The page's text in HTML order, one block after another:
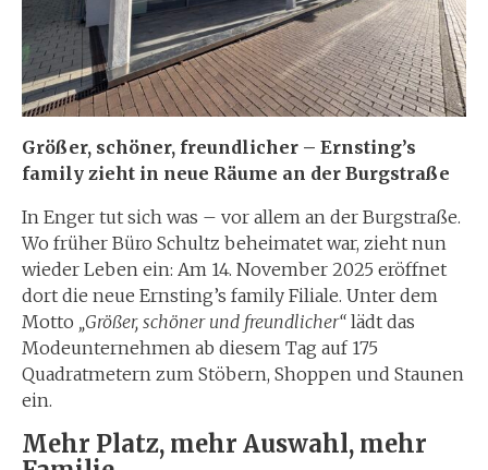
Größer, schöner, freundlicher – Ernsting’s
family zieht in neue Räume an der Burgstraße
In Enger tut sich was – vor allem an der Burgstraße.
Wo früher Büro Schultz beheimatet war, zieht nun
wieder Leben ein: Am 14. November 2025 eröffnet
dort die neue Ernsting’s family Filiale. Unter dem
Motto „Größer, schöner und freundlicher“ lädt das
Modeunternehmen ab diesem Tag auf 175
Quadratmetern zum Stöbern, Shoppen und Staunen
ein.
Mehr Platz, mehr Auswahl, mehr